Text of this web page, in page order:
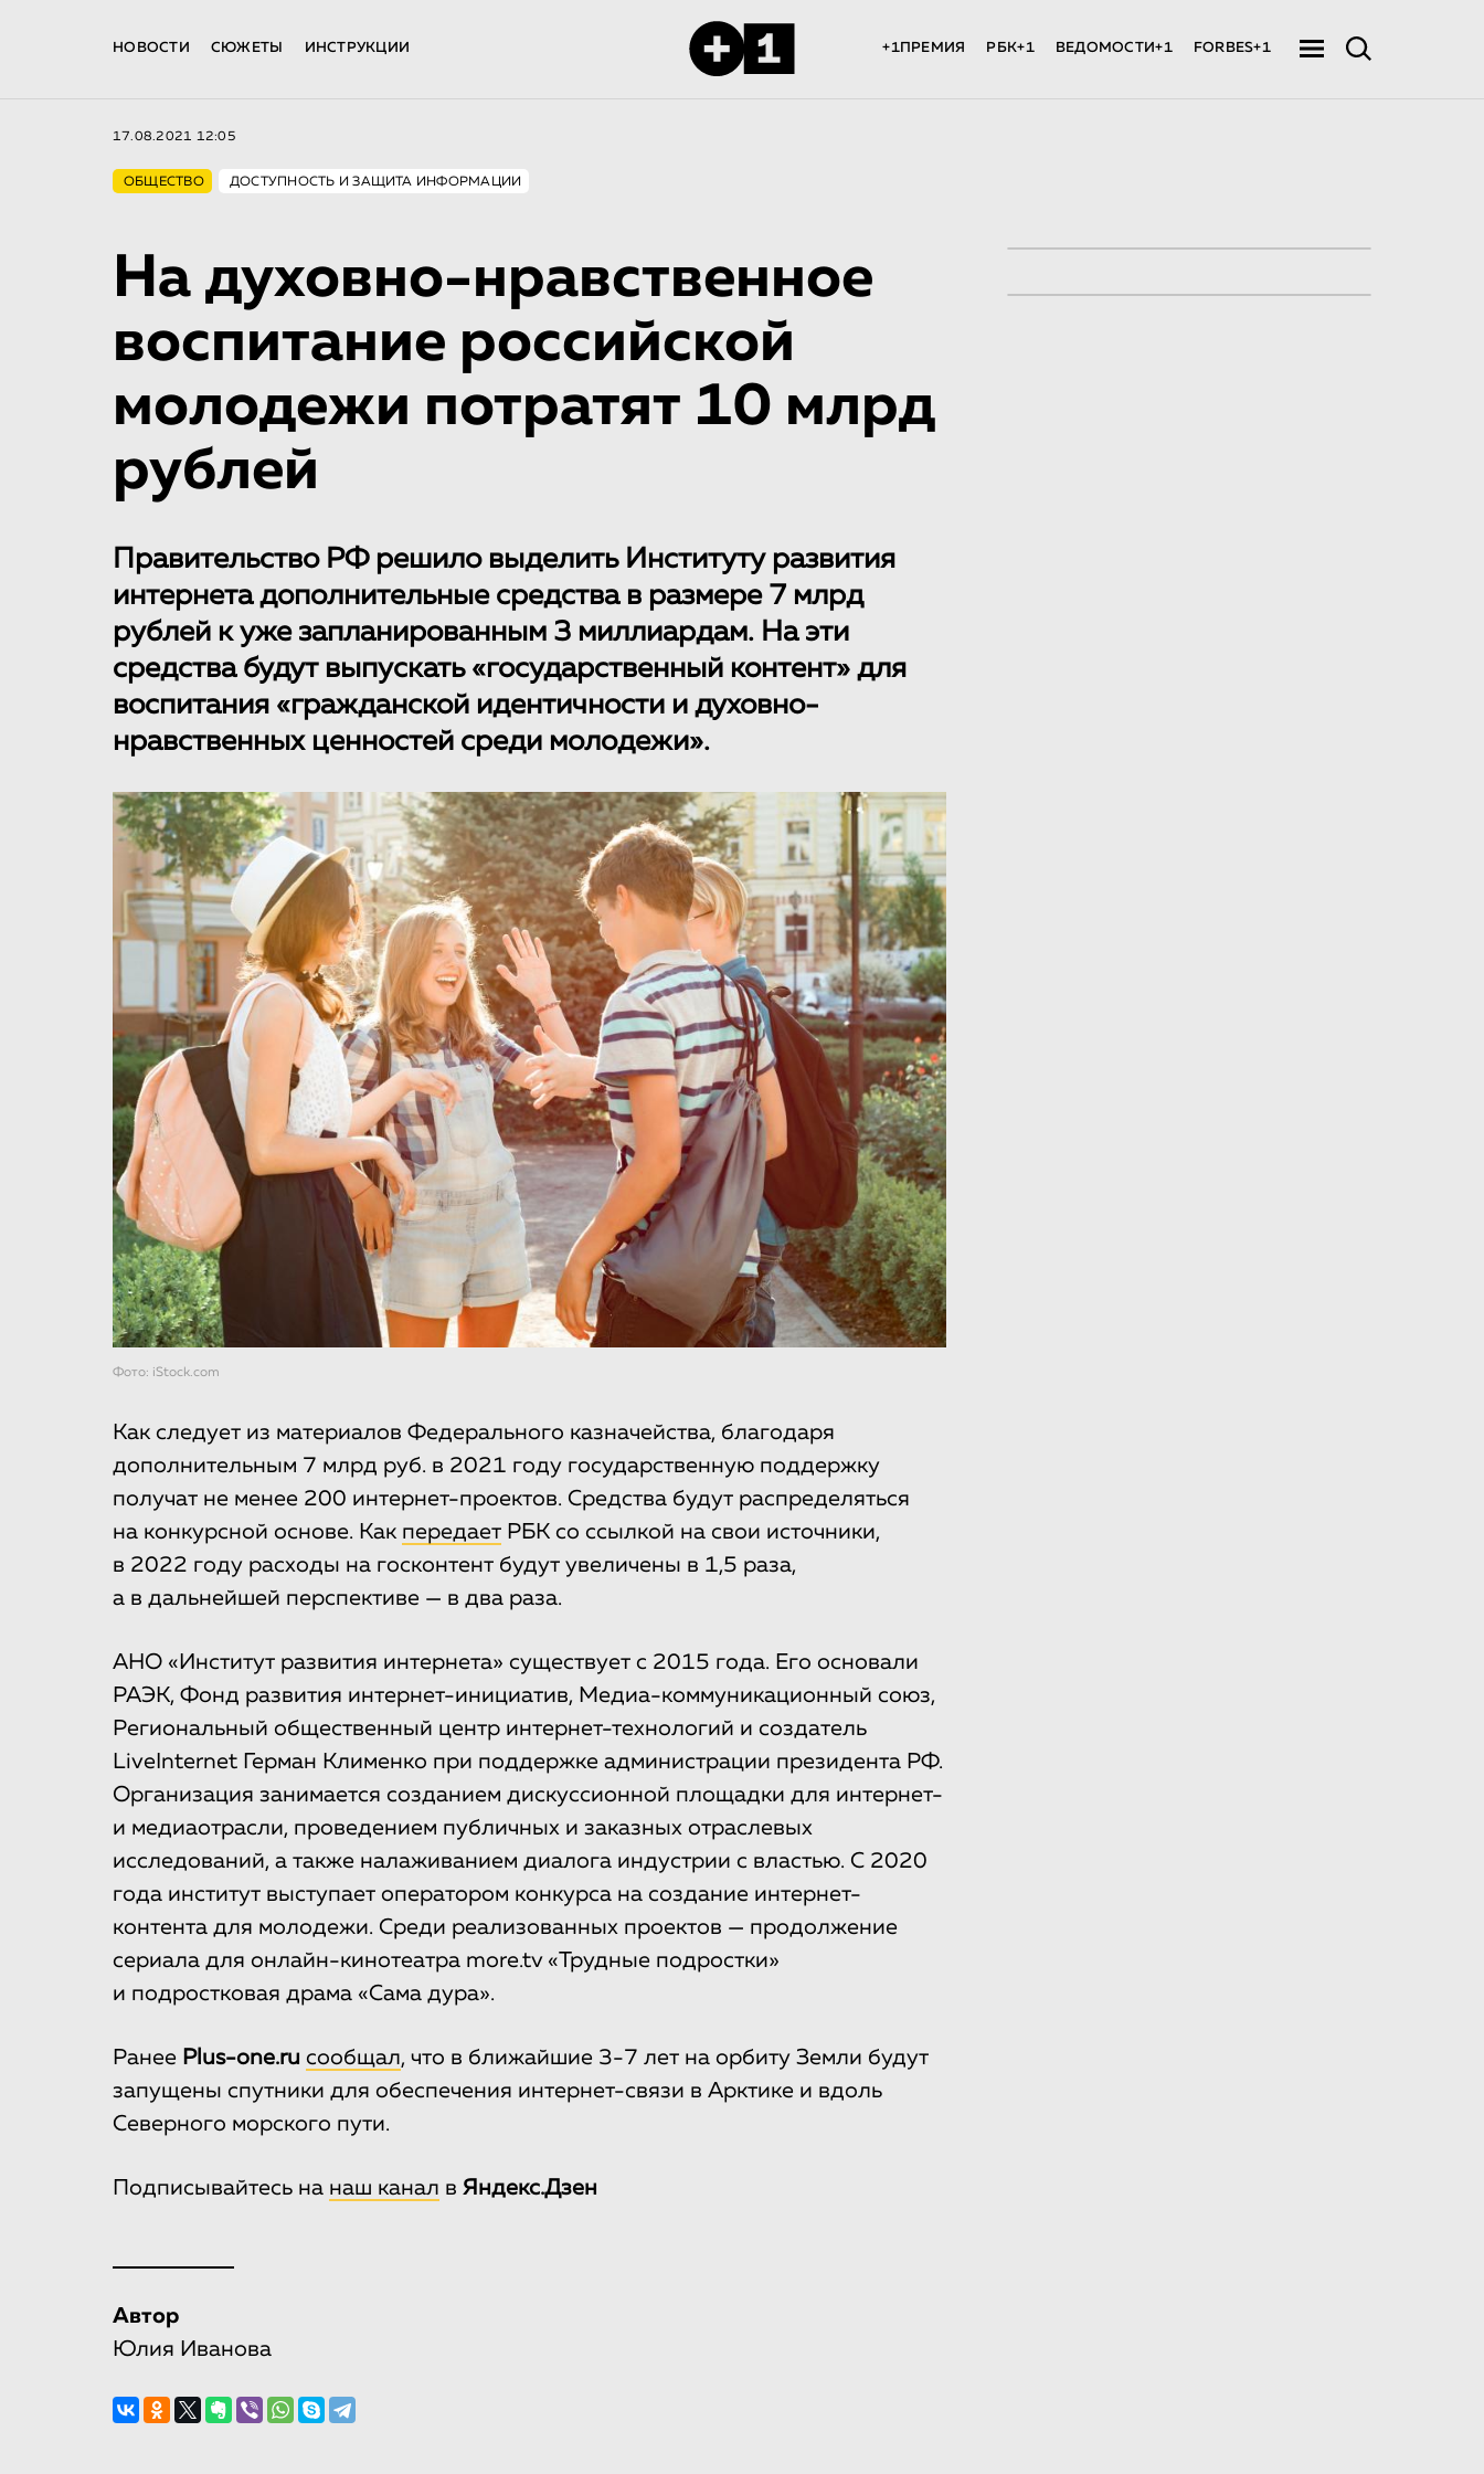
НОВОСТИ СЮЖЕТЫ ИНСТРУКЦИИ +1ПРЕМИЯ РБК+1 ВЕДОМОСТИ+1 FORBES+1
17.08.2021 12:05
ОБЩЕСТВО ДОСТУПНОСТЬ И ЗАЩИТА ИНФОРМАЦИИ
На духовно-нравственное
воспитание российской
молодежи потратят 10 млрд
рублей
Правительство РФ решило выделить Институту развития
интернета дополнительные средства в размере 7 млрд
рублей к уже запланированным 3 миллиардам. На эти
средства будут выпускать «государственный контент» для
воспитания «гражданской идентичности и духовно-
нравственных ценностей среди молодежи».
Фото: iStock.com
Как следует из материалов Федерального казначейства, благодаря
дополнительным 7 млрд руб. в 2021 году государственную поддержку
получат не менее 200 интернет-проектов. Средства будут распределяться
на конкурсной основе. Как передает РБК со ссылкой на свои источники,
в 2022 году расходы на госконтент будут увеличены в 1,5 раза,
а в дальнейшей перспективе — в два раза.
АНО «Институт развития интернета» существует с 2015 года. Его основали
РАЭК, Фонд развития интернет-инициатив, Медиа-коммуникационный союз,
Региональный общественный центр интернет-технологий и создатель
LiveInternet Герман Клименко при поддержке администрации президента РФ.
Организация занимается созданием дискуссионной площадки для интернет-
и медиаотрасли, проведением публичных и заказных отраслевых
исследований, а также налаживанием диалога индустрии с властью. С 2020
года институт выступает оператором конкурса на создание интернет-
контента для молодежи. Среди реализованных проектов — продолжение
сериала для онлайн-кинотеатра more.tv «Трудные подростки»
и подростковая драма «Сама дура».
Ранее Plus-one.ru сообщал, что в ближайшие 3-7 лет на орбиту Земли будут
запущены спутники для обеспечения интернет-связи в Арктике и вдоль
Северного морского пути.
Подписывайтесь на наш канал в Яндекс.Дзен
Автор
Юлия Иванова